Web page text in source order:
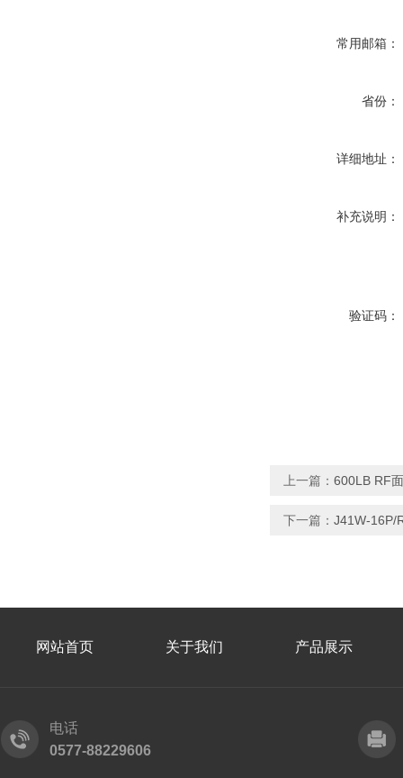
常用邮箱：
省份：
详细地址：
补充说明：
验证码：
上一篇： 600LB RF
下一篇： J41W-16P/
网站首页 关于我们 产品展示
电话
0577-88229606